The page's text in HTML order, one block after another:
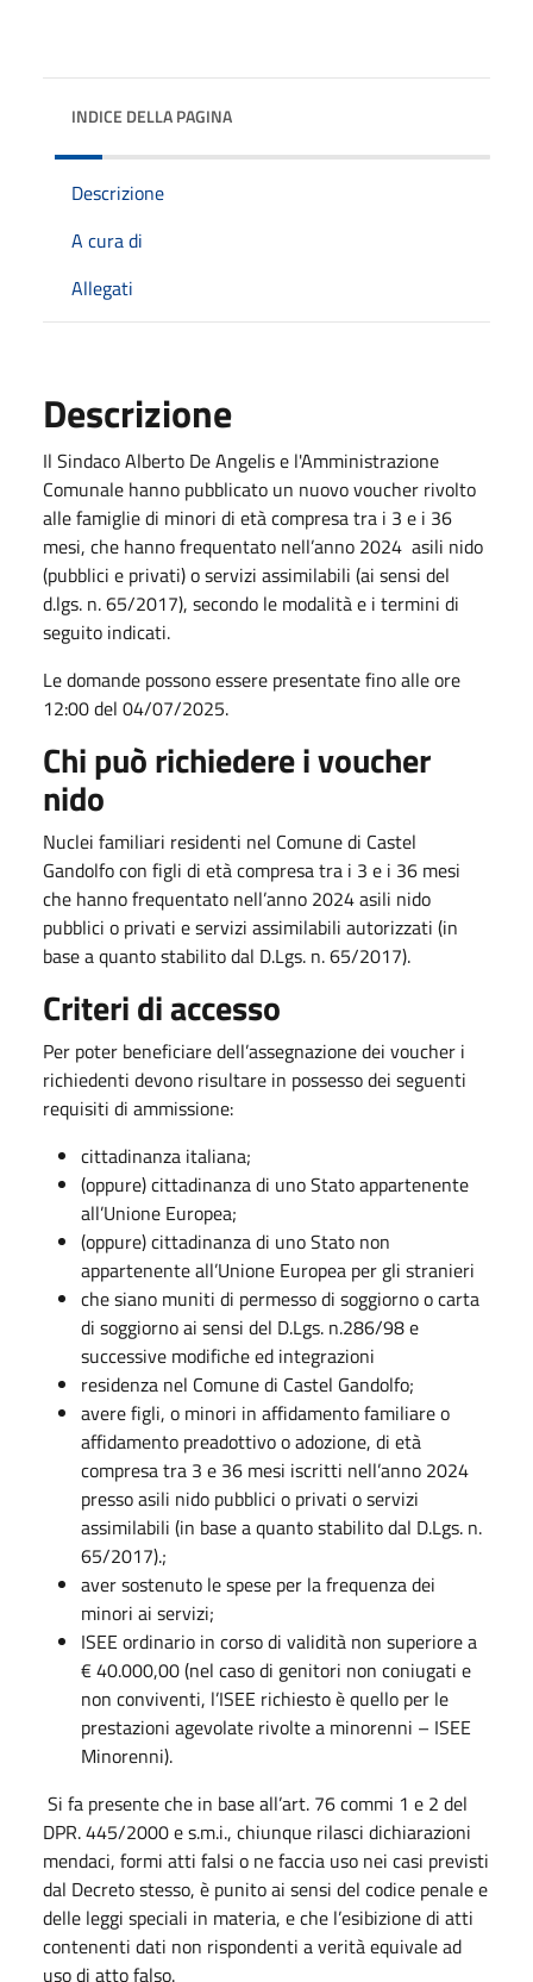
INDICE DELLA PAGINA
Descrizione
A cura di
Allegati
Descrizione
Il Sindaco Alberto De Angelis e l'Amministrazione
Comunale hanno pubblicato un nuovo voucher rivolto
alle famiglie di minori di età compresa tra i 3 e i 36
mesi, che hanno frequentato nell’anno 2024 asili nido
(pubblici e privati) o servizi assimilabili (ai sensi del
d.lgs. n. 65/2017), secondo le modalità e i termini di
seguito indicati.
Le domande possono essere presentate fino alle ore
12:00 del 04/07/2025.
Chi può richiedere i voucher
nido
Nuclei familiari residenti nel Comune di Castel
Gandolfo con figli di età compresa tra i 3 e i 36 mesi
che hanno frequentato nell’anno 2024 asili nido
pubblici o privati e servizi assimilabili autorizzati (in
base a quanto stabilito dal D.Lgs. n. 65/2017).
Criteri di accesso
Per poter beneficiare dell’assegnazione dei voucher i
richiedenti devono risultare in possesso dei seguenti
requisiti di ammissione:
cittadinanza italiana;
(oppure) cittadinanza di uno Stato appartenente
all’Unione Europea;
(oppure) cittadinanza di uno Stato non
appartenente all’Unione Europea per gli stranieri
che siano muniti di permesso di soggiorno o carta
di soggiorno ai sensi del D.Lgs. n.286/98 e
successive modifiche ed integrazioni
residenza nel Comune di Castel Gandolfo;
avere figli, o minori in affidamento familiare o
affidamento preadottivo o adozione, di età
compresa tra 3 e 36 mesi iscritti nell’anno 2024
presso asili nido pubblici o privati o servizi
assimilabili (in base a quanto stabilito dal D.Lgs. n.
65/2017).;
aver sostenuto le spese per la frequenza dei
minori ai servizi;
ISEE ordinario in corso di validità non superiore a
€ 40.000,00 (nel caso di genitori non coniugati e
non conviventi, l’ISEE richiesto è quello per le
prestazioni agevolate rivolte a minorenni – ISEE
Minorenni).
Si fa presente che in base all’art. 76 commi 1 e 2 del
DPR. 445/2000 e s.m.i., chiunque rilasci dichiarazioni
mendaci, formi atti falsi o ne faccia uso nei casi previsti
dal Decreto stesso, è punito ai sensi del codice penale e
delle leggi speciali in materia, e che l’esibizione di atti
contenenti dati non rispondenti a verità equivale ad
uso di atto falso.